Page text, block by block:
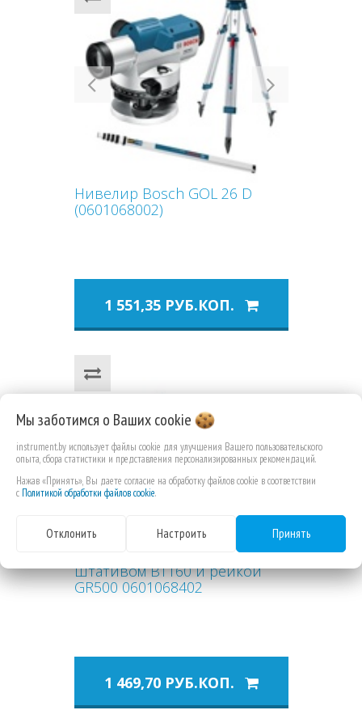
Previous Next
Нивелир Bosch GOL 26 D
(0601068002)
1 551,35 РУБ.КОП.
Previous Next
Нивелир Bosch GOL 20D со
штативом BT160 и рейкой
GR500 0601068402
1 469,70 РУБ.КОП.
Мы заботимся о Вашихcookie
instrument.by использует файлы cookie для улучшения Вашего пользовательского
опыта, сбора статистики и представления персонализированных рекомендаций.
Нажав «Принять», Вы даете согласие на обработку файлов cookie в соответствии
с Политикой обработки файлов cookie.
Отклонить Настроить Принять